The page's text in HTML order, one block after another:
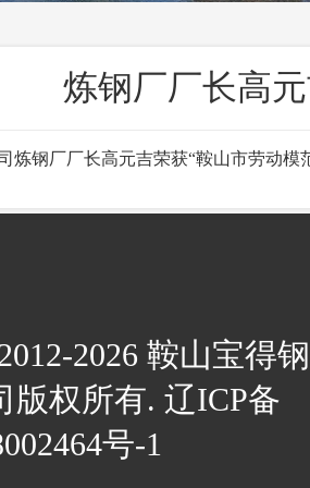
炼钢厂厂长高
炼钢厂厂长高元吉荣获“鞍山市劳动模
2026 鞍山宝得钢
版权所有. 辽ICP备
号-1